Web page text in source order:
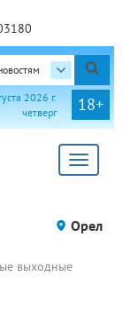
18+
2026 г.
четверг
Toggle
Орел
выходные